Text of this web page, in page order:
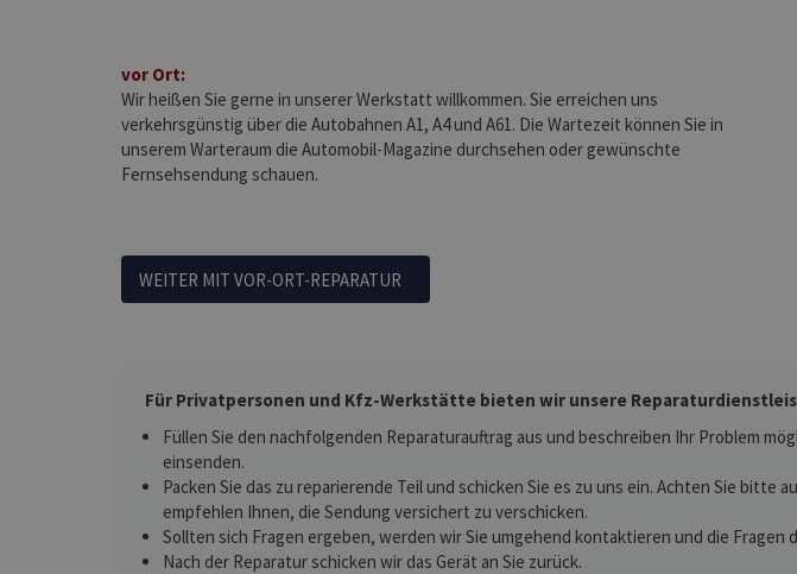
vor Ort:
Wir heißen Sie gerne in unserer Werkstatt willkommen. Sie erreichen uns
verkehrsgünstig über die Autobahnen A1, A4 und A61. Die Wartezeit können Sie in
unserem Warteraum die Automobil-Magazine durchsehen oder gewünschte
Fernsehsendung schauen.
WEITER MIT VOR-ORT-REPARATUR
Für Privatpersonen und Kfz-Werkstätte bieten wir unsere
Füllen Sie den nachfolgenden Reparaturauftrag aus und beschreiben Ihr Problem
einsenden.
Packen Sie das zu reparierende Teil und schicken Sie es zu uns ein. Achten Sie
empfehlen Ihnen, die Sendung versichert zu verschicken.
Sollten sich Fragen ergeben, werden wir Sie umgehend kontaktieren und die Fragen
Nach der Reparatur schicken wir das Gerät an Sie zurück.